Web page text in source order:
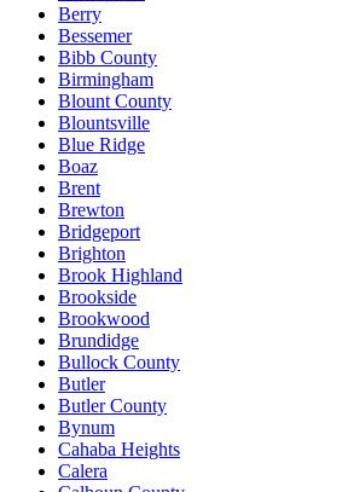
Berry
Bessemer
Bibb County
Birmingham
Blount County
Blountsville
Blue Ridge
Boaz
Brent
Brewton
Bridgeport
Brighton
Brook Highland
Brookside
Brookwood
Brundidge
Bullock County
Butler
Butler County
Bynum
Cahaba Heights
Calera